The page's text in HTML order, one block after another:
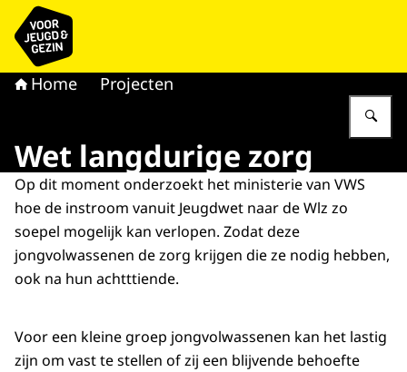
Naar de homepage van voor Jeugd & Gezin
Home Projecten
Wet langdurige zorg
Op dit moment onderzoekt het ministerie van VWS
hoe de instroom vanuit Jeugdwet naar de Wlz zo
soepel mogelijk kan verlopen. Zodat deze
jongvolwassenen de zorg krijgen die ze nodig hebben,
ook na hun achtttiende.
Voor een kleine groep jongvolwassenen kan het lastig
zijn om vast te stellen of zij een blijvende behoefte